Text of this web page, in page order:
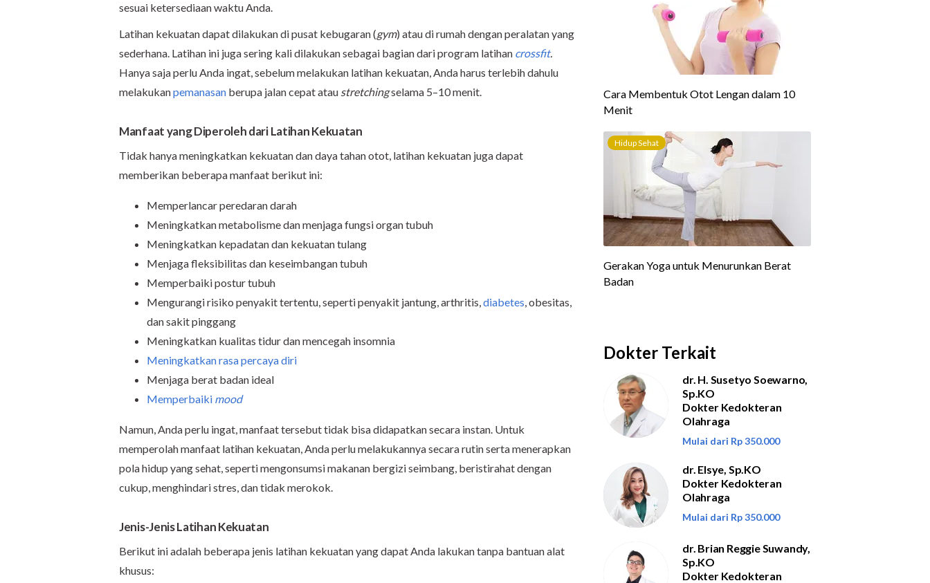
sesuai ketersediaan waktu Anda.
Latihan kekuatan dapat dilakukan di pusat kebugaran (gym) atau di rumah dengan peralatan yang
sederhana. Latihan ini juga sering kali dilakukan sebagai bagian dari program latihan crossfit.
Hanya saja perlu Anda ingat, sebelum melakukan latihan kekuatan, Anda harus terlebih dahulu
melakukanpemanasan berupa jalan cepat atau stretchingselama 5–10 menit.
Manfaat yang Diperoleh dari Latihan Kekuatan
Tidak hanya meningkatkan kekuatan dan daya tahan otot, latihan kekuatan juga dapat
memberikan beberapa manfaat berikut ini:
Memperlancar peredaran darah
Meningkatkan metabolisme dan menjaga fungsi organ tubuh
Meningkatkan kepadatan dan kekuatan tulang
Menjaga fleksibilitas dan keseimbangan tubuh
Memperbaiki postur tubuh
Mengurangi risiko penyakit tertentu, seperti penyakit jantung, arthritis,diabetes, obesitas,
dan sakit pinggang
Meningkatkan kualitas tidur dan mencegah insomnia
Meningkatkan rasa percaya diri
Menjaga berat badan ideal
Memperbaiki mood
Namun, Anda perlu ingat, manfaat tersebut tidak bisa didapatkan secara instan. Untuk
memperolah manfaat latihan kekuatan, Anda perlu melakukannya secara rutin serta menerapkan
pola hidup yang sehat, seperti mengonsumsi makanan bergizi seimbang, beristirahat dengan
cukup, menghindari stres, dan tidak merokok.
Jenis-Jenis Latihan Kekuatan
Berikut ini adalah beberapa jenis latihan kekuatan yang dapat Anda lakukan tanpa bantuan alat
khusus:
Dokter Terkait